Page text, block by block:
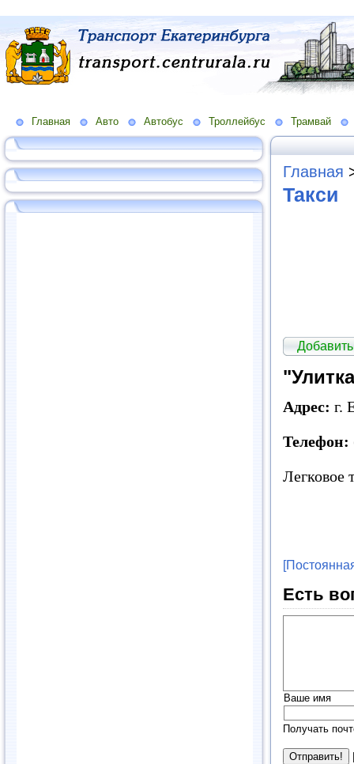
Главная Авто Автобус Троллейбус Трамвай
Главная
Такси
Добавить
Адрес: г.
Телефон:
Легковое
Есть
Ваше имя
Получать